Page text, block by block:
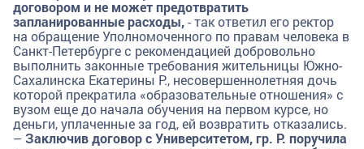
договором и не может предотвратить
запланированные расходы,- так ответил его ректор
на обращение Уполномоченного по правам человека в
Санкт-Петербурге с рекомендацией добровольно
выполнить законные требования жительницы Южно-
Сахалинска Екатерины Р., несовершеннолетняя дочь
которой прекратила «образовательные отношения» с
вузом еще до начала обучения на первом курсе, но
деньги, уплаченные за год, ей возвратить отказались.
– Заключив договор с Университетом, гр. Р. поручила